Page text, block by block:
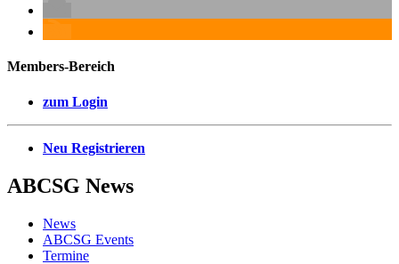
Members-Bereich
zum Login
Neu Registrieren
ABCSG News
News
ABCSG Events
Termine